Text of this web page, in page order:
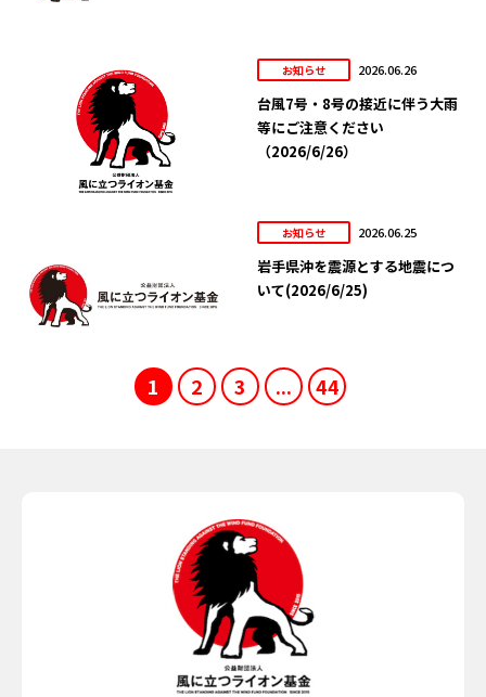
お知らせ 2026.06.26
台風7号・8号の接近に伴う大雨
等にご注意ください
（2026/6/26）
お知らせ 2026.06.25
岩手県沖を震源とする地震につ
いて(2026/6/25)
1 2 3 ... 44